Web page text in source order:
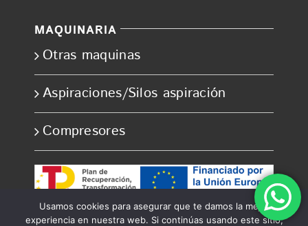
Ley de cookies
Accesibilidad
Ayuda accesibilidad
MAQUINARIA
Otras maquinas
Aspiraciones/Silos aspiración
Compresores
Usamos cookies para asegurar que te damos la mejor
experiencia en nuestra web. Si continúas usando este sitio,